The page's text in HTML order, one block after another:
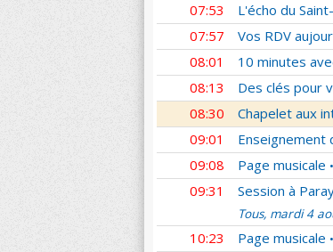
07:53 L'écho du
07:57 Vos RDV
08:01 10 minutes
08:13 Des clés pour
08:30 Chapelet aux
09:01 Enseignement
09:08 Page musicale •
09:31 Session à
Tous, mardi 4
10:23 Page musicale •